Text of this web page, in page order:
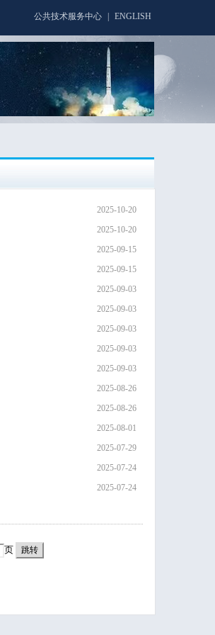
公共技术服务中心 ENGLISH
2025-10-20
2025-10-20
2025-09-15
2025-09-15
2025-09-03
2025-09-03
2025-09-03
2025-09-03
2025-09-03
2025-08-26
2025-08-26
2025-08-01
2025-07-29
2025-07-24
2025-07-24
页